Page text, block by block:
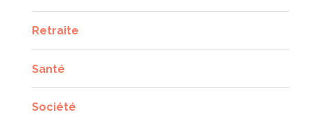
Retraite
Santé
Société